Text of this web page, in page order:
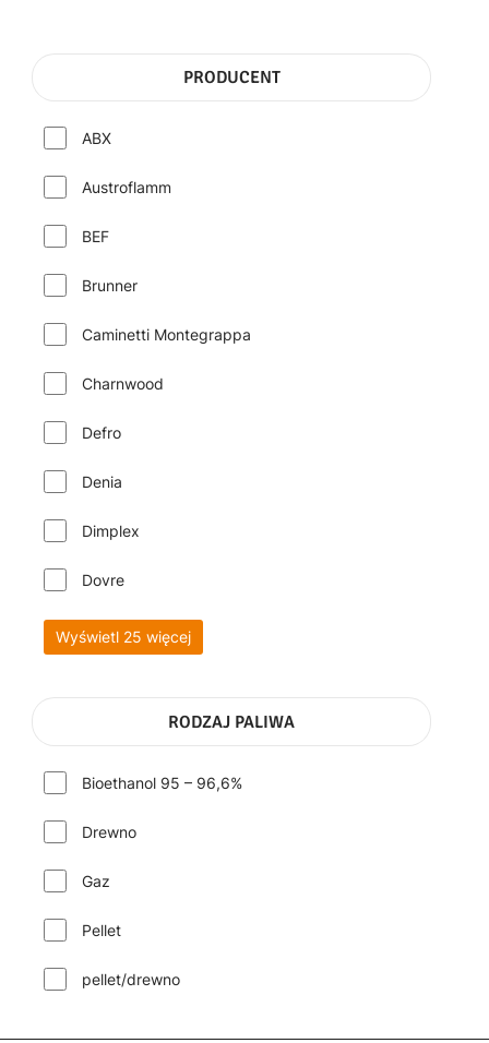
PRODUCENT
ABX
Austroflamm
BEF
Brunner
Caminetti Montegrappa
Charnwood
Defro
Denia
Dimplex
Dovre
Wyświetl 25 więcej
RODZAJ PALIWA
Bioethanol 95 – 96,6%
Drewno
Gaz
Pellet
pellet/drewno